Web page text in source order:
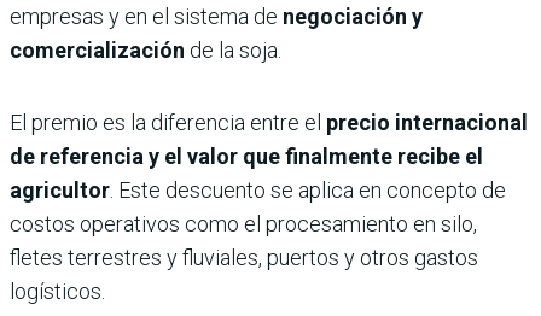
empresas y en el sistema de negociación y
comercialización de la soja.
El premio es la diferencia entre el precio internacional
de referencia y el valor que finalmente recibe el
agricultor . Este descuento se aplica en concepto de
costos operativos como el procesamiento en silo,
fletes terrestres y fluviales, puertos y otros gastos
logísticos.